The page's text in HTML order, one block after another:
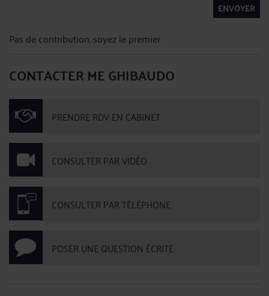
ENVOYER
Pas de contribution, soyez le premier
CONTACTER ME GHIBAUDO
PRENDRE RDV EN CABINET
CONSULTER PAR VIDÉO
CONSULTER PAR TÉLÉPHONE
POSER UNE QUESTION ÉCRITE